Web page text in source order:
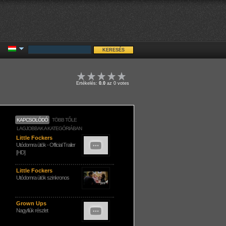
Értékelés: 0.0 az 0 votes
KAPCSOLÓDÓ
TÖBB TŐLE
LAGJOBBAK A KATEGÓRIÁBAN
Little Fockers
Utódomra ütök - Official Trailer
[HD]
Little Fockers
Utódomra ütök szinkronos
Grown Ups
Nagyfiúk részlet